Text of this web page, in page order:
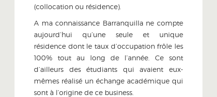
(collocation ou résidence).
A ma connaissance Barranquilla ne compte
aujourd’hui qu’une seule et unique
résidence dont le taux d’occupation frôle les
100% tout au long de l’année. Ce sont
d’ailleurs des étudiants qui avaient eux-
mêmes réalisé un échange académique qui
sont à l’origine de ce business.